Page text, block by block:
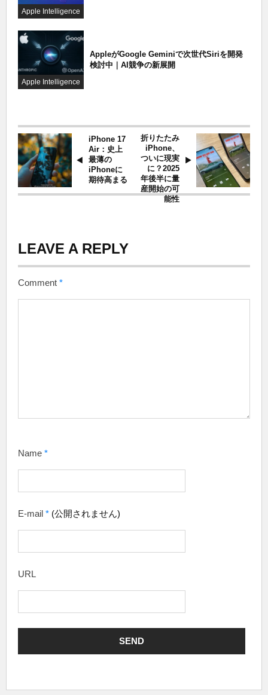
Apple Intelligence
Apple Intelligence
AppleがGoogle Geminiで次世代Siriを開発
検討中｜AI競争の新展開
iPhone 17
Air：史上
最薄の
iPhoneに
期待高まる
折りたたみ
iPhone、
ついに現実
に？2025
年後半に量
産開始の可
能性
LEAVE A REPLY
Comment *
Name *
E-mail * (公開されません)
URL